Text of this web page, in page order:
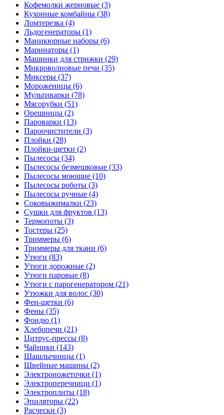
Кофемолки жерновые (3)
Кухонные комбайны (38)
Ломтерезка (4)
Льдогенераторы (1)
Маникюрные наборы (6)
Маринаторы (1)
Машинки для стрижки (29)
Микроволновые печи (35)
Миксеры (37)
Мороженицы (6)
Мультиварки (78)
Мясорубки (51)
Орешницы (2)
Пароварки (13)
Пароочистители (3)
Плойки (28)
Плойки-щетки (2)
Пылесосы (34)
Пылесосы безмешковые (33)
Пылесосы моющие (10)
Пылесосы роботы (3)
Пылесосы ручные (4)
Соковыжималки (23)
Сушки для фруктов (13)
Термопоты (3)
Тостеры (25)
Триммеры (6)
Триммеры для ткани (6)
Утюги (83)
Утюги дорожные (2)
Утюги паровые (8)
Утюги с парогенератором (21)
Утюжки для волос (30)
Фен-щетки (6)
Фены (35)
Фондю (1)
Хлебопечи (21)
Цитрус-прессы (8)
Чайники (143)
Шашлычницы (1)
Швейные машины (2)
Электроножеточки (1)
Электроперечници (1)
Электроплиты (18)
Эпиляторы (22)
Расчески (3)